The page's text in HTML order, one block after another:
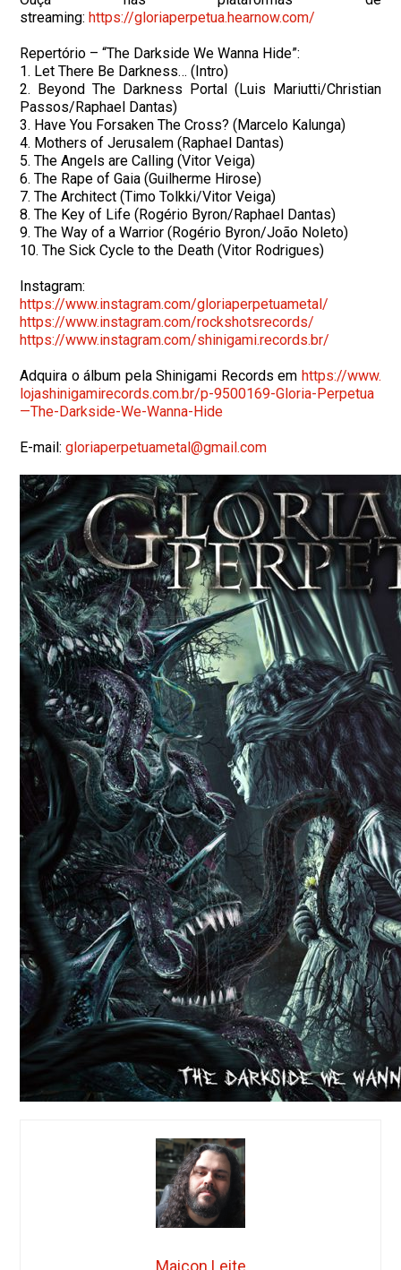
streaming:https://gloriaperpetua.hearnow.com/
Repertório – “The Darkside We Wanna Hide”:
1. Let There Be Darkness… (Intro)
2. Beyond The Darkness Portal (Luis Mariutti/Christian
Passos/Raphael Dantas)
3. Have You Forsaken The Cross? (Marcelo Kalunga)
4. Mothers of Jerusalem (Raphael Dantas)
5. The Angels are Calling (Vitor Veiga)
6. The Rape of Gaia (Guilherme Hirose)
7. The Architect (Timo Tolkki/Vitor Veiga)
8. The Key of Life (Rogério Byron/Raphael Dantas)
9. The Way of a Warrior (Rogério Byron/João Noleto)
10. The Sick Cycle to the Death (Vitor Rodrigues)
Instagram:
https://www.instagram.com/gloriaperpetuametal/
https://www.instagram.com/rockshotsrecords/
https://www.instagram.com/shinigami.records.br/
Adquira o álbum pela Shinigami Records em https://www.
lojashinigamirecords.com.br/p-9500169-Gloria-Perpetua
—The-Darkside-We-Wanna-Hide
E-mail:gloriaperpetuametal@gmail.com
Maicon Leite